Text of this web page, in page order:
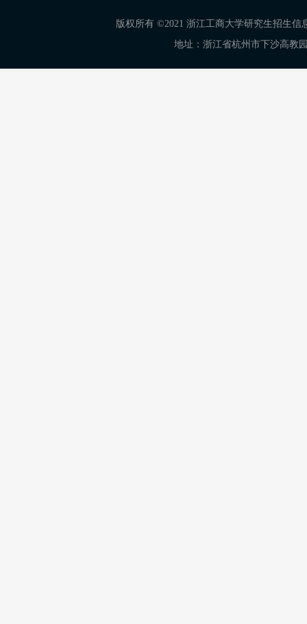
版权所有 ©2021 浙江工商大学研究生招生信
地址：浙江省杭州市下沙高教